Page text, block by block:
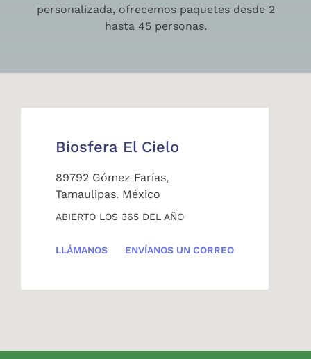
personalizada, ofrecemos paquetes desde 2
hasta 45 personas.
Biosfera El Cielo
89792 Gómez Farías,
Tamaulipas. México
ABIERTO LOS 365 DEL AÑO
LLÁMANOS ENVÍANOS UN CORREO